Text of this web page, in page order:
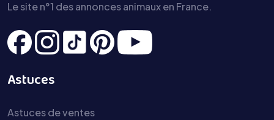
Le site n°1 des annonces animaux en France.
Astuces
Astuces de ventes